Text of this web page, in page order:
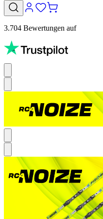
3.704 Bewertungen auf